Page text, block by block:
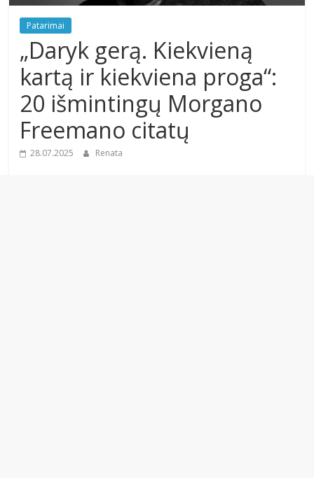
Patarimai
„Daryk gerą. Kiekvieną
kartą ir kiekviena proga“:
20 išmintingų Morgano
Freemano citatų
28.07.2025 Renata